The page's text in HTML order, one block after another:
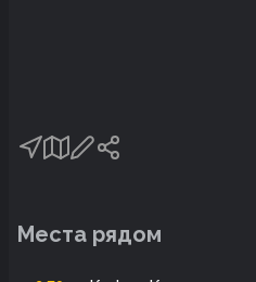
Места рядом